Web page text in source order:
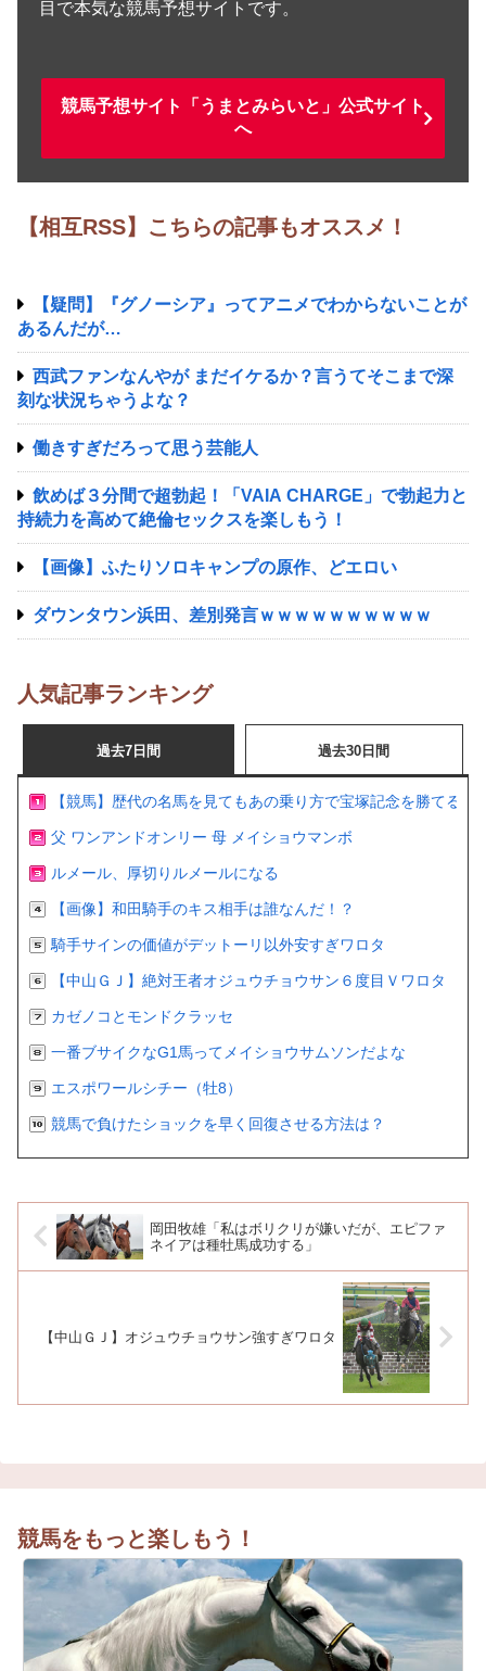
目で本気な競馬予想サイトです。
競馬予想サイト「うまとみらいと」公式サイト
へ
【相互RSS】こちらの記事もオススメ！
【疑問】『グノーシア』ってアニメでわからないことが
あるんだが…
西武ファンなんやが まだイケるか？言うてそこまで深
刻な状況ちゃうよな？
働きすぎだろって思う芸能人
飲めば３分間で超勃起！「VAIA CHARGE」で勃起力と
持続力を高めて絶倫セックスを楽しもう！
【画像】ふたりソロキャンプの原作、どエロい
ダウンタウン浜田、差別発言ｗｗｗｗｗｗｗｗｗｗ
人気記事ランキング
過去7日間 過去30日間
【競馬】歴代の名馬を見てもあの乗り方で宝塚記念を勝てる
父 ワンアンドオンリー 母 メイショウマンボ
ルメール、厚切りルメールになる
【画像】和田騎手のキス相手は誰なんだ！？
騎手サインの価値がデットーリ以外安すぎワロタ
【中山ＧＪ】絶対王者オジュウチョウサン６度目Ｖワロタ
カゼノコとモンドクラッセ
一番ブサイクなG1馬ってメイショウサムソンだよな
エスポワールシチー（牡8）
競馬で負けたショックを早く回復させる方法は？
岡田牧雄「私はボリクリが嫌いだが、エピファ
ネイアは種牡馬成功する」
【中山ＧＪ】オジュウチョウサン強すぎワロタ
競馬をもっと楽しもう！